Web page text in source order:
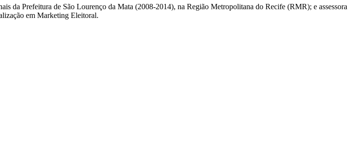
da Prefeitura de São Lourenço da Mata (2008-2014), na Região Metropolitana do Recife (RMR); e assessora
em Marketing Eleitoral.